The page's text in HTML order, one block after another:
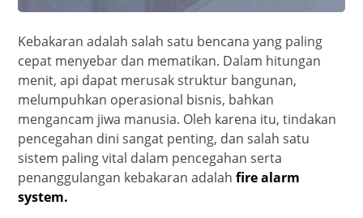
Kebakaran adalah salah satu bencana yang paling
cepat menyebar dan mematikan. Dalam hitungan
menit, api dapat merusak struktur bangunan,
melumpuhkan operasional bisnis, bahkan
mengancam jiwa manusia. Oleh karena itu, tindakan
pencegahan dini sangat penting, dan salah satu
sistem paling vital dalam pencegahan serta
penanggulangan kebakaran adalahfire alarm
system.